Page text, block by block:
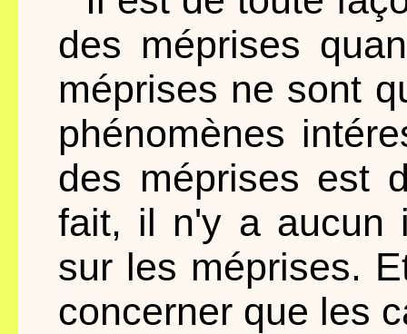
des méprises
méprises ne sont
phénomènes
des méprises est
fait, il n'y a aucun
sur les méprises.
concerner que les